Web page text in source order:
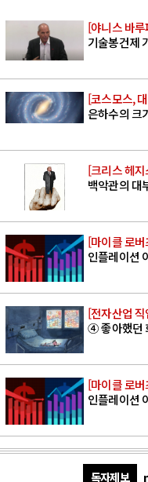
[야니스 바
기술봉건제
[코스모스,
은하수의 크
[크리스 헤
백악관의 대
[마이클 로
인플레이션
[전자산업
④ 좋아했던
[마이클 로
인플레이션
독자제보